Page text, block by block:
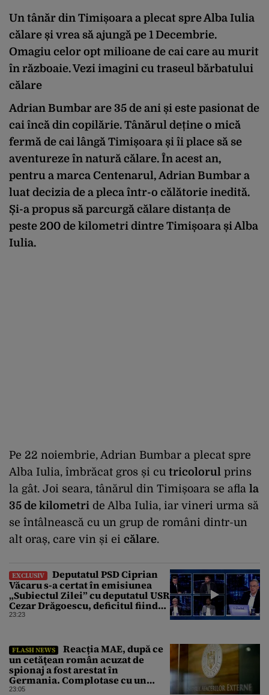
Un tânăr din Timișoara a plecat spre Alba Iulia
călare și vrea să ajungă pe 1 Decembrie.
Omagiu celor opt milioane de cai care au murit
în războaie. Vezi imagini cu traseul bărbatului
călare
Adrian Bumbar are 35 de ani și este pasionat de
cai încă din copilărie. Tânărul deține o mică
fermă de cai lângă Timișoara și îi place să se
aventureze în natură călare. În acest an,
pentru a marca Centenarul, Adrian Bumbar a
luat decizia de a pleca într-o călătorie inedită.
Și-a propus să parcurgă călare distanța de
peste 200 de kilometri dintre Timișoara și Alba
Iulia.
Pe 22 noiembrie, Adrian Bumbar a plecat spre
Alba Iulia, îmbrăcat gros și cu tricolorul prins
la gât. Joi seara, tânărul din Timișoara se afla la
35 de kilometri de Alba Iulia, iar vineri urma să
se întâlnească cu un grup de români dintr-un
alt oraș, care vin și ei călare.
EXCLUSIV
Deputatul PSD Ciprian
Văcaru s-a certat în emisiunea
„Subiectul Zilei” cu deputatul USR
Cezar Drăgoescu, deficitul fiind
motivul scandalului
23:23
FLASH NEWS
Reacția MAE, după ce
un cetăţean român acuzat de
spionaj a fost arestat în
Germania. Complotase cu un
ucrainean ca să asasineze un
23:05